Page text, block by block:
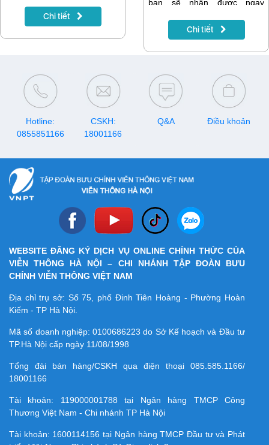
dụng TikTok, YouTube,
Facebook, MyTV. Ngoài ra
Chi tiết
bạn sẽ nhận được ngay
miễn phí các cuộc gọi nội
mạng Vinaphone dưới 10 phút
dịch vụ bảo mật Kaspersky
Internet Security.
Chi tiết
Hotline:
0855851166
CSKH:
18001166
Q&A Điều khoản
WEBSITE ĐĂNG KÝ DỊCH VỤ ONLINE CHÍNH THỨC CỦA
VIỄN THÔNG HÀ NỘI – CHI NHÁNH TẬP ĐOÀN BƯU
CHÍNH VIỄN THÔNG VIỆT NAM
Địa chỉ trụ sở: Số 75, phố Đinh Tiên Hoàng - Phường Hoàn
Kiếm - TP Hà Nội.
Mã số doanh nghiệp:0100686223 do Sở Kế hoạch và Đầu tư
TP.Hà Nội cấp ngày 11/08/1998
Tổng đài bán hàng/CSKH qua điện thoại 085.585.1166/
18001166
Tài khoản: 119000001788 tại Ngân hàng TMCP Công
Thương Việt Nam - Chi nhánh TP Hà Nội
Tài khoản: 1600114156 tại Ngân hàng TMCP Ðầu tư và Phát